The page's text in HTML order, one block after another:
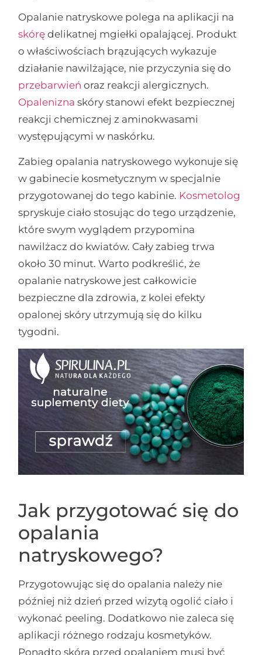
Opalanie natryskowe polega na aplikacji na
skórę delikatnej mgiełki opalającej. Produkt
o właściwościach brązujących wykazuje
działanie nawilżające, nie przyczynia się do
przebarwień oraz reakcji alergicznych.
Opalenizna skóry stanowi efekt bezpiecznej
reakcji chemicznej z aminokwasami
występującymi w naskórku.
Zabieg opalania natryskowego wykonuje się
w gabinecie kosmetycznym w specjalnie
przygotowanej do tego kabinie. Kosmetolog
spryskuje ciało stosując do tego urządzenie,
które swym wyglądem przypomina
nawilżacz do kwiatów. Cały zabieg trwa
około 30 minut. Warto podkreślić, że
opalanie natryskowe jest całkowicie
bezpieczne dla zdrowia, z kolei efekty
opalonej skóry utrzymują się do kilku
tygodni.
Jak przygotować się do
opalania
natryskowego?
Przygotowując się do opalania należy nie
później niż dzień przed wizytą ogolić ciało i
wykonać peeling. Dodatkowo nie zaleca się
aplikacji różnego rodzaju kosmetyków.
Ponadto skóra przed opalaniem musi być